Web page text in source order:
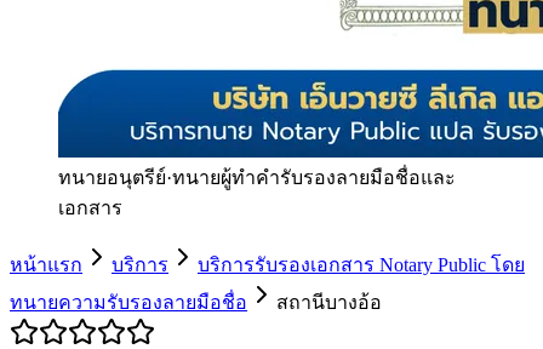
ทนายอนุตรีย์·ทนายผู้ทำคำรับรองลายมือชื่อและ
เอกสาร
หน้าแรก บริการ
บริการรับรองเอกสาร Notary Public โดย
ทนายความรับรองลายมือชื่อ
สถานีบางอ้อ